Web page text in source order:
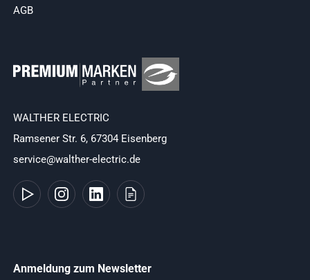
AGB
WALTHER ELECTRIC
Ramsener Str. 6, 67304 Eisenberg
service@walther-electric.de
Anmeldung zum Newsletter